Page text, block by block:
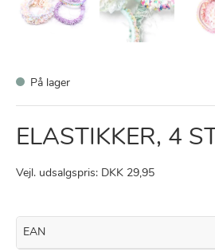
På lager
ELASTIKKER, 4
Vejl. udsalgspris: DKK 29,95
EAN